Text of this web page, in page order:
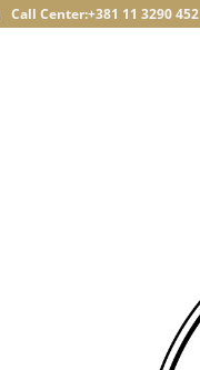
Call Center:+381 11 3290 452